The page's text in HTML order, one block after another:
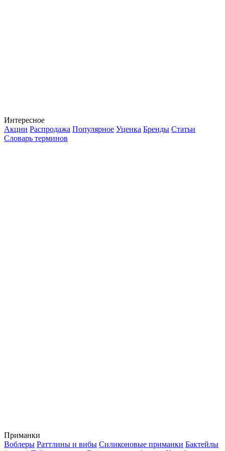
Интересное
Акции Распродажа Популярное Уценка Бренды Статьи
Словарь терминов
Приманки
Воблеры Раттлины и вибы Силиконовые приманки Бактейлы